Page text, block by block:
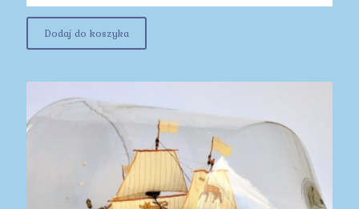
Dodaj do koszyka